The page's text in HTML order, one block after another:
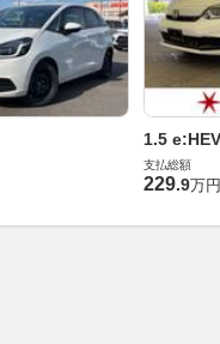
1.5
支払総額
229.9万円